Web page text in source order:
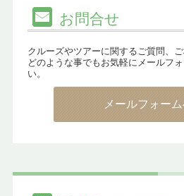
お問合せ
クルーズやツアーに関するご質問、
どのような事でもお気軽にメールフ
い。
メールフォー